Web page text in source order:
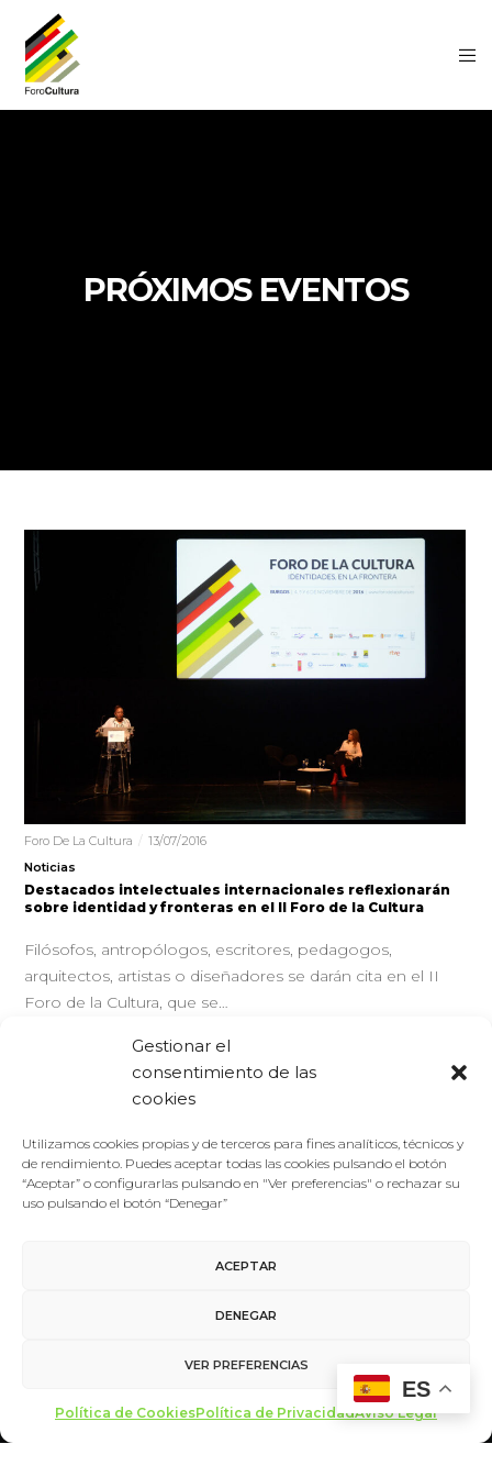
Gestionar el
consentimiento de las
cookies
Utilizamos cookies propias y de terceros para fines analíticos, técnicos y
de rendimiento. Puedes aceptar todas las cookies pulsando el botón
“Aceptar” o configurarlas pulsando en "Ver preferencias" o rechazar su
uso pulsando el botón “Denegar”
ACEPTAR
DENEGAR
VER PREFERENCIAS
Política de CookiesPolítica de PrivacidadAviso Legal
PRÓXIMOS EVENTOS
Foro De La Cultura
13/07/2016
Noticias
Destacados intelectuales internacionales reflexionarán
sobre identidad y fronteras en el II Foro de la Cultura
Filósofos, antropólogos, escritores, pedagogos,
arquitectos, artistas o diseñadores se darán cita en el II
Foro de la Cultura, que se…
Aviso Legal/ Política de Privacidad/Política de Cookies
ES